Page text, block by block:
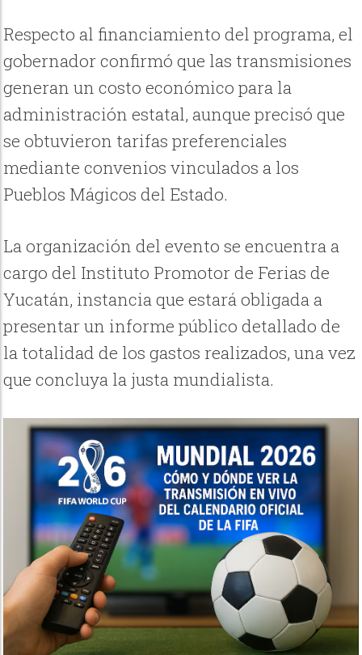
Respecto al financiamiento del programa, el
gobernador confirmó que las transmisiones
generan un costo económico para la
administración estatal, aunque precisó que
se obtuvieron tarifas preferenciales
mediante convenios vinculados a los
Pueblos Mágicos del Estado.
La organización del evento se encuentra a
cargo del Instituto Promotor de Ferias de
Yucatán, instancia que estará obligada a
presentar un informe público detallado de
la totalidad de los gastos realizados, una vez
que concluya la justa mundialista.